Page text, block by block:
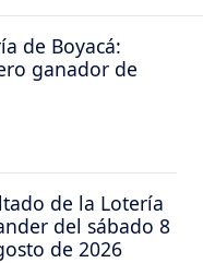
de Boyacá:
ganador de
de la Lotería
del sábado 8
de 2026